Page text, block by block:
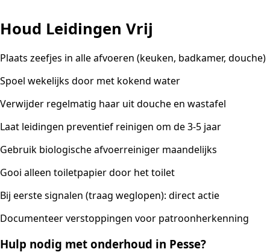
Houd Leidingen Vrij
Plaats zeefjes in alle afvoeren (keuken, badkamer, douche)
Spoel wekelijks door met kokend water
Verwijder regelmatig haar uit douche en wastafel
Laat leidingen preventief reinigen om de 3-5 jaar
Gebruik biologische afvoerreiniger maandelijks
Gooi alleen toiletpapier door het toilet
Bij eerste signalen (traag weglopen): direct actie
Documenteer verstoppingen voor patroonherkenning
Hulp nodig met onderhoud in Pesse?